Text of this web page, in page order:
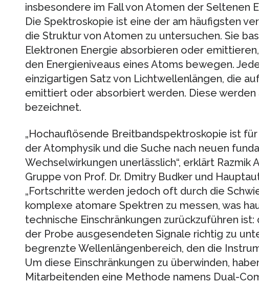
insbesondere im Fall von Atomen der Seltenen
Die Spektroskopie ist eine der am häufigsten
die Struktur von Atomen zu untersuchen. Sie
Elektronen Energie absorbieren oder
den Energieniveaus eines Atoms bewegen.
einzigartigen Satz von Lichtwellenlängen, die
emittiert oder absorbiert werden. Diese werden
bezeichnet.
„Hochauflösende Breitbandspektroskopie ist
der Atomphysik und die Suche nach neuen
Wechselwirkungen unerlässlich“, erklärt Razmik
Gruppe von Prof. Dr. Dmitry Budker und
„Fortschritte werden jedoch oft durch die
komplexe atomare Spektren zu messen, was
technische Einschränkungen zurückzuführen
der Probe ausgesendeten Signale richtig zu
begrenzte Wellenlängenbereich, den die
Um diese Einschränkungen zu überwinden,
Mitarbeitenden eine Methode namens Dual-